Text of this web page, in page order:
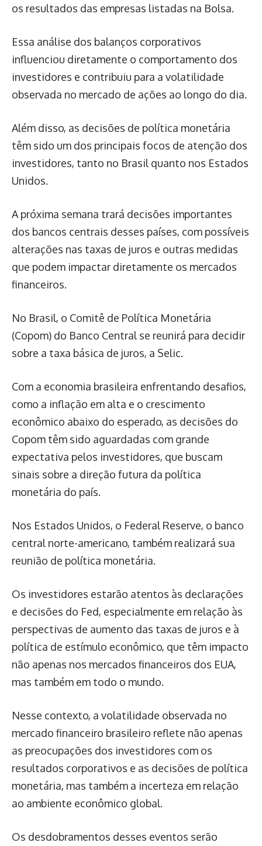
os resultados das empresas listadas na Bolsa.
Essa análise dos balanços corporativos
influenciou diretamente o comportamento dos
investidores e contribuiu para a volatilidade
observada no mercado de ações ao longo do dia.
Além disso, as decisões de política monetária
têm sido um dos principais focos de atenção dos
investidores, tanto no Brasil quanto nos Estados
Unidos.
A próxima semana trará decisões importantes
dos bancos centrais desses países, com possíveis
alterações nas taxas de juros e outras medidas
que podem impactar diretamente os mercados
financeiros.
No Brasil, o Comitê de Política Monetária
(Copom) do Banco Central se reunirá para decidir
sobre a taxa básica de juros, a Selic.
Com a economia brasileira enfrentando desafios,
como a inflação em alta e o crescimento
econômico abaixo do esperado, as decisões do
Copom têm sido aguardadas com grande
expectativa pelos investidores, que buscam
sinais sobre a direção futura da política
monetária do país.
Nos Estados Unidos, o Federal Reserve, o banco
central norte-americano, também realizará sua
reunião de política monetária.
Os investidores estarão atentos às declarações
e decisões do Fed, especialmente em relação às
perspectivas de aumento das taxas de juros e à
política de estímulo econômico, que têm impacto
não apenas nos mercados financeiros dos EUA,
mas também em todo o mundo.
Nesse contexto, a volatilidade observada no
mercado financeiro brasileiro reflete não apenas
as preocupações dos investidores com os
resultados corporativos e as decisões de política
monetária, mas também a incerteza em relação
ao ambiente econômico global.
Os desdobramentos desses eventos serão